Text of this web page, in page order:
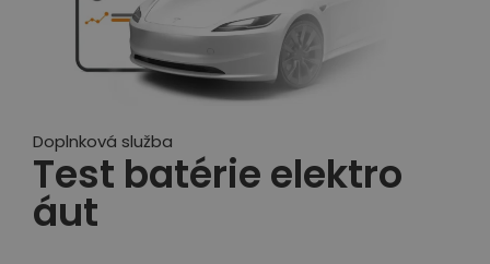
Doplnková služba
Test batérie elektro
áut